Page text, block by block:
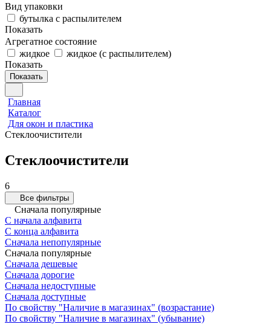
Вид упаковки
бутылка с распылителем
Показать
Агрегатное состояние
жидкое
жидкое (с распылителем)
Показать
Показать
Главная
Каталог
Для окон и пластика
Стеклоочистители
Стеклоочистители
6
Все фильтры
Сначала популярные
С начала алфавита
С конца алфавита
Сначала непопулярные
Сначала популярные
Сначала дешевые
Сначала дорогие
Сначала недоступные
Сначала доступные
По свойству "Наличие в магазинах" (возрастание)
По свойству "Наличие в магазинах" (убывание)